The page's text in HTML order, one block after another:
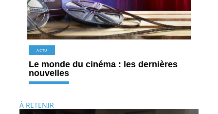
ACTU
Le monde du cinéma : les dernières
nouvelles
À RETENIR